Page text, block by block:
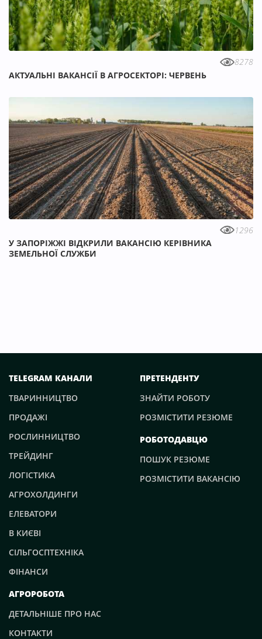
8278
АКТУАЛЬНІ ВАКАНСІЇ В АГРОСЕКТОРІ: ЧЕРВЕНЬ
1296
У ЗАПОРІЖЖІ ВІДКРИЛИ ВАКАНСІЮ КЕРІВНИКА
ЗЕМЕЛЬНОЇ СЛУЖБИ
TELEGRAM КАНАЛИ
ТВАРИННИЦТВО
ПРОДАЖІ
РОСЛИННИЦТВО
ТРЕЙДИНГ
ЛОГІСТИКА
АГРОХОЛДИНГИ
ЕЛЕВАТОРИ
В КИЄВІ
СІЛЬГОСПТЕХНІКА
ФІНАНСИ
ПРЕТЕНДЕНТУ
ЗНАЙТИ РОБОТУ
РОЗМІСТИТИ РЕЗЮМЕ
РОБОТОДАВЦЮ
ПОШУК РЕЗЮМЕ
РОЗМІСТИТИ ВАКАНСІЮ
АГРОРОБОТА
ДЕТАЛЬНІШЕ ПРО НАС
КОНТАКТИ